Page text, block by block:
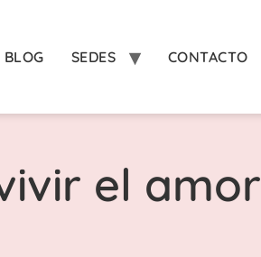
BLOG SEDES CONTACTO
el amor